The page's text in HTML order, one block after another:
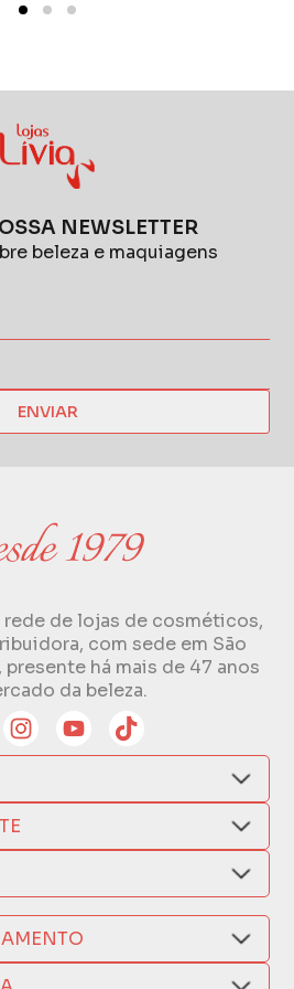
NEWSLETTER
beleza e maquiagens
ENVIAR
rede de lojas de cosméticos,
com sede em São
há mais de 47 anos
da beleza.